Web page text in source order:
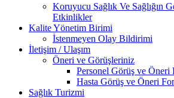
Koruyucu Sağlık Ve Sağlığın
Etkinlikler
Kalite Yönetim Birimi
İstenmeyen Olay Bildirimi
İletişim / Ulaşım
Öneri ve Görüşleriniz
Personel Görüş ve Öneri
Hasta Görüş ve Öneri
Sağlık Turizmi